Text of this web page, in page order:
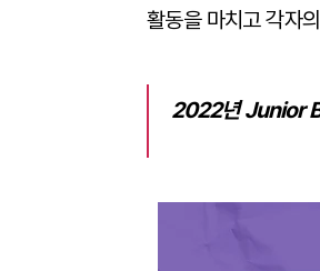
활동을 마치고 각자
2022년 Junior